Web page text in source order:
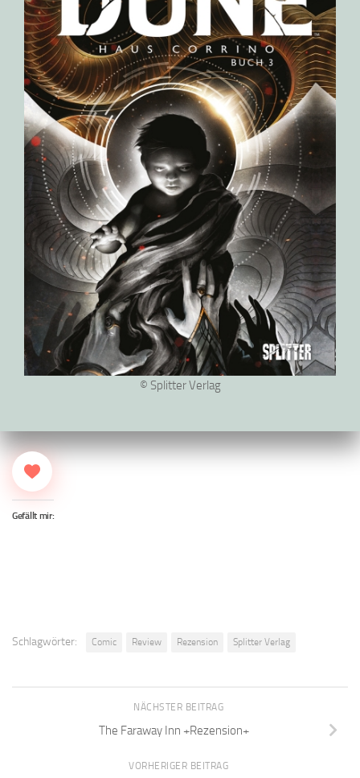
© Splitter Verlag
Gefällt mir:
Schlagwörter: Comic Review Rezension Splitter Verlag
NÄCHSTER BEITRAG
The Faraway Inn +Rezension+
VORHERIGER BEITRAG